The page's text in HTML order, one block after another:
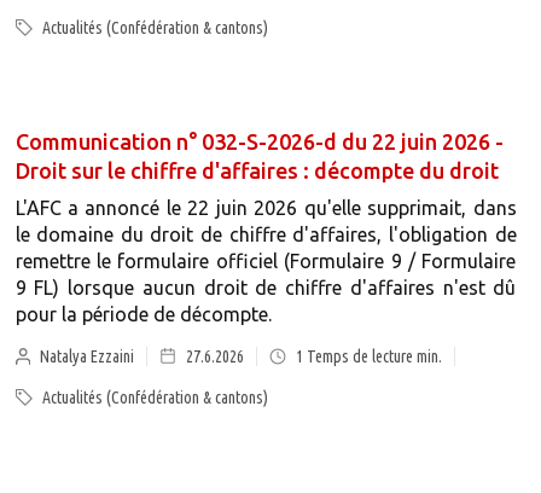
Actualités (Confédération & cantons)
Communication n° 032-S-2026-d du 22 juin 2026 -
Droit sur le chiffre d'affaires : décompte du droit
L'AFC a annoncé le 22 juin 2026 qu'elle supprimait, dans
le domaine du droit de chiffre d'affaires, l'obligation de
remettre le formulaire officiel (Formulaire 9 / Formulaire
9 FL) lorsque aucun droit de chiffre d'affaires n'est dû
pour la période de décompte.
Natalya Ezzaini 27.6.2026 1 Temps de lecture min.
Actualités (Confédération & cantons)